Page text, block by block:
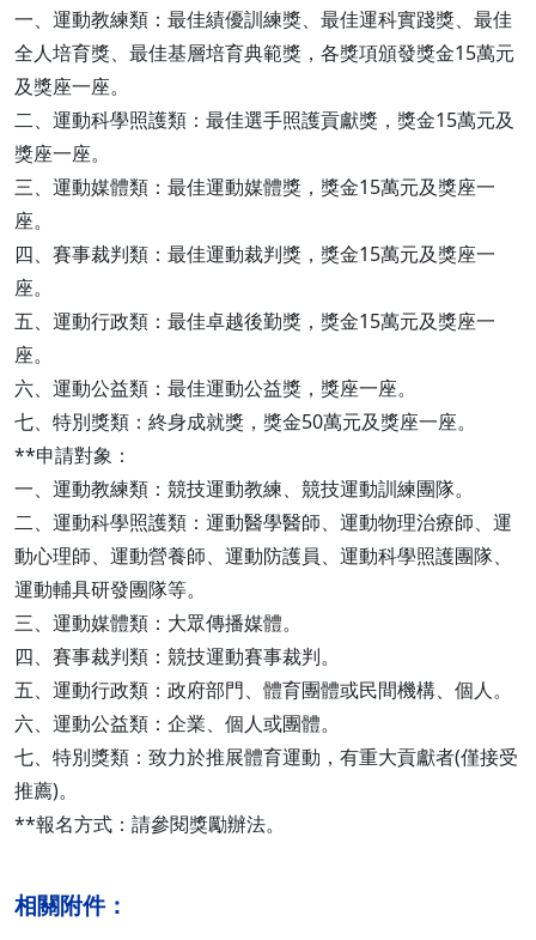
一、運動教練類：最佳績優訓練獎、最佳運科實踐獎、最佳
全人培育獎、最佳基層培育典範獎，各獎項頒發獎金15萬元
及獎座一座。
二、運動科學照護類：最佳選手照護貢獻獎，獎金15萬元及
獎座一座。
三、運動媒體類：最佳運動媒體獎，獎金15萬元及獎座一
座。
四、賽事裁判類：最佳運動裁判獎，獎金15萬元及獎座一
座。
五、運動行政類：最佳卓越後勤獎，獎金15萬元及獎座一
座。
六、運動公益類：最佳運動公益獎，獎座一座。
七、特別獎類：終身成就獎，獎金50萬元及獎座一座。
**申請對象：
一、運動教練類：競技運動教練、競技運動訓練團隊。
二、運動科學照護類：運動醫學醫師、運動物理治療師、運
動心理師、運動營養師、運動防護員、運動科學照護團隊、
運動輔具研發團隊等。
三、運動媒體類：大眾傳播媒體。
四、賽事裁判類：競技運動賽事裁判。
五、運動行政類：政府部門、體育團體或民間機構、個人。
六、運動公益類：企業、個人或團體。
七、特別獎類：致力於推展體育運動，有重大貢獻者(僅接受
推薦)。
**報名方式：請參閱獎勵辦法。
相關附件：